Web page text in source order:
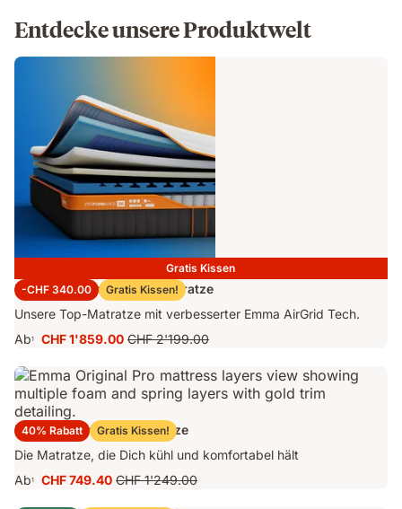
Entdecke unsere Produktwelt
Gratis Kissen
-CHF 340.00
Gratis Kissen!
Emma Performance 26 Matratze
Unsere Top-Matratze mit verbesserter Emma AirGrid Tech.
Ab1
Preis
CHF 1'859.00 Ursprünglicher
CHF 2'199.00
CHF 2'199.00
40% Rabatt Gratis Kissen!
Emma Original Pro Matratze
Die Matratze, die Dich kühl und komfortabel hält
Ab1
Preis
CHF 749.40
CHF 749.40 Ursprünglicher
Preis
CHF 1'249.00